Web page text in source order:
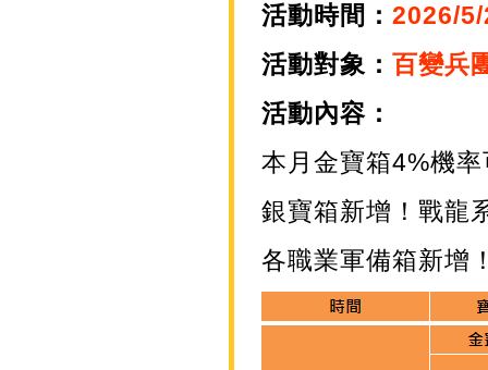
活動時間： 2026/
活動對象： 百變兵
活動內容：
本月金寶箱4%機
銀寶箱新增！戰龍
各職業軍備箱新增